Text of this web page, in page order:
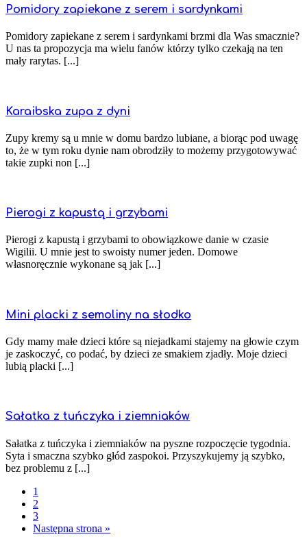
Pomidory zapiekane z serem i sardynkami
Pomidory zapiekane z serem i sardynkami brzmi dla Was smacznie?
U nas ta propozycja ma wielu fanów którzy tylko czekają na ten
mały rarytas. [...]
Karaibska zupa z dyni
Zupy kremy są u mnie w domu bardzo lubiane, a biorąc pod uwagę
to, że w tym roku dynie nam obrodziły to możemy przygotowywać
takie zupki non [...]
Pierogi z kapustą i grzybami
Pierogi z kapustą i grzybami to obowiązkowe danie w czasie
Wigilii. U mnie jest to swoisty numer jeden. Domowe
własnoręcznie wykonane są jak [...]
Mini placki z semoliny na słodko
Gdy mamy małe dzieci które są niejadkami stajemy na głowie czym
je zaskoczyć, co podać, by dzieci ze smakiem zjadły. Moje dzieci
lubią placki [...]
Sałatka z tuńczyka i ziemniaków
Sałatka z tuńczyka i ziemniaków na pyszne rozpoczęcie tygodnia.
Syta i smaczna szybko głód zaspokoi. Przyszykujemy ją szybko,
bez problemu z [...]
1
2
3
Następna strona »